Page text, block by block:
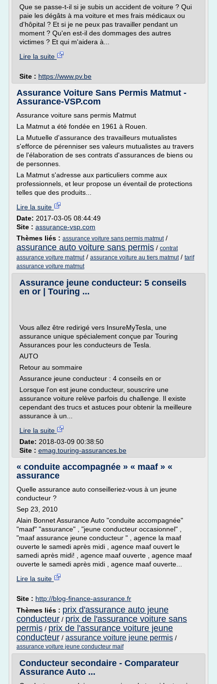
Que se passe-t-il si je subis un accident de voiture ? Qui
paie les dégâts à ma voiture et mes frais médicaux ou
d'hôpital ? Et si je ne peux pas travailler pendant un
moment ? Qu'en est-il des dommages des autres
victimes ? Et qui m'aidera à...
Lire la suite
Site : https://www.pv.be
Assurance Voiture Sans Permis Matmut -
Assurance-VSP.com
Assurance voiture sans permis Matmut
La Matmut a été fondée en 1961 à Rouen.
La Mutuelle d'assurance des travailleurs mutualistes
s'efforce de pérenniser ses valeurs mutualistes au travers
de l'élaboration de ses contrats d'assurances de biens ou
de personnes.
La Matmut s'adresse aux particuliers comme aux
professionnels, et leur propose un éventail de protections
telles que des produits...
Lire la suite
Date: 2017-03-05 08:44:49
Site : assurance-vsp.com
Thèmes liés : assurance voiture sans permis matmut/
assurance auto voiture sans permis / contrat
assurance voiture matmut/ assurance voiture au tiers matmut/ tarif
assurance voiture matmut
Assurance jeune conducteur: 5 conseils
en or | Touring ...
Vous allez être redirigé vers InsureMyTesla, une
assurance unique spécialement conçue par Touring
Assurances pour les conducteurs de Tesla.
AUTO
Retour au sommaire
Assurance jeune conducteur : 4 conseils en or
Lorsque l'on est jeune conducteur, souscrire une
assurance voiture relève parfois du challenge. Il existe
cependant des trucs et astuces pour obtenir la meilleure
assurance à un...
Lire la suite
Date: 2018-03-09 00:38:50
Site : emag.touring-assurances.be
« conduite accompagnée » « maaf » «
assurance
Quelle assurance auto conseilleriez-vous à un jeune
conducteur ?
Sep 23, 2010
Alain Bonnet Assurance Auto "conduite accompagnée"
"maaf" "assurance" , "jeune conducteur occasionnel" ,
"maaf assurance jeune conducteur " , agence la maaf
ouverte le samedi après midi , agence maaf ouvert le
samedi après midi! , agence maaf ouverte , agence maaf
ouverte le samedi après midi , agence maaf ouverte...
Lire la suite
Site : http://blog-finance-assurance.fr
Thèmes liés : prix d'assurance auto jeune
conducteur / prix de l'assurance voiture sans
permis / prix de l'assurance voiture jeune
conducteur / assurance voiture jeune permis /
assurance voiture jeune conducteur maif
Conducteur secondaire - Comparateur
Assurance Auto ...